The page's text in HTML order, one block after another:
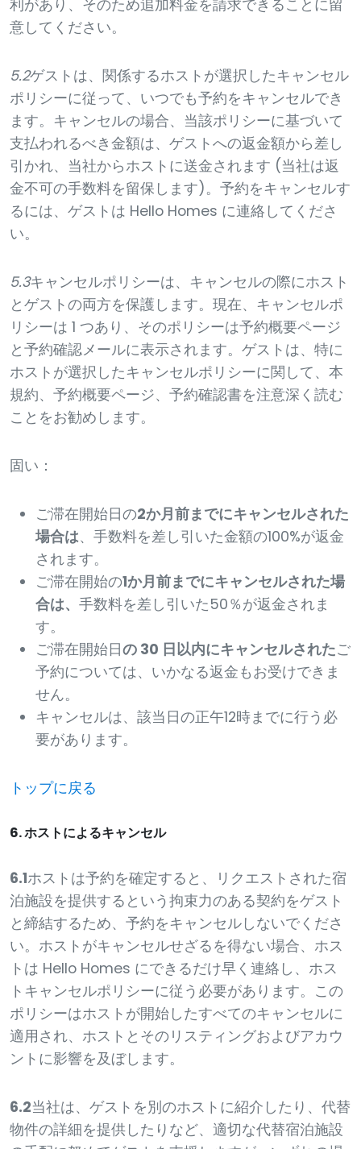
利があり、そのため追加料金を請求できることに留
意してください。
5.2ゲストは、関係するホストが選択したキャンセル
ポリシーに従って、いつでも予約をキャンセルでき
ます。キャンセルの場合、当該ポリシーに基づいて
支払われるべき金額は、ゲストへの返金額から差し
引かれ、当社からホストに送金されます (当社は返
金不可の手数料を留保します)。予約をキャンセルす
るには、ゲストは Hello Homes に連絡してくださ
い。
5.3キャンセルポリシーは、キャンセルの際にホスト
とゲストの両方を保護します。現在、キャンセルポ
リシーは 1 つあり、そのポリシーは予約概要ページ
と予約確認メールに表示されます。ゲストは、特に
ホストが選択したキャンセルポリシーに関して、本
規約、予約概要ページ、予約確認書を注意深く読む
ことをお勧めします。
固い：
ご滞在開始日の2か月前までにキャンセルされた
場合は、手数料を差し引いた金額の100%が返金
されます。
ご滞在開始の1か月前までにキャンセルされた場
合は、 手数料を差し引いた50％が返金されま
す。
ご滞在開始日の 30 日以内にキャンセルされたご
予約については、いかなる返金もお受けできま
せん。
キャンセルは、該当日の正午12時までに行う必
要があります。
トップに戻る
6. ホストによるキャンセル
6.1ホストは予約を確定すると、リクエストされた宿
泊施設を提供するという拘束力のある契約をゲスト
と締結するため、予約をキャンセルしないでくださ
い。ホストがキャンセルせざるを得ない場合、ホス
トは Hello Homes にできるだけ早く連絡し、ホス
トキャンセルポリシーに従う必要があります。この
ポリシーはホストが開始したすべてのキャンセルに
適用され、ホストとそのリスティングおよびアカウ
ントに影響を及ぼします。
6.2当社は、ゲストを別のホストに紹介したり、代替
物件の詳細を提供したりなど、適切な代替宿泊施設